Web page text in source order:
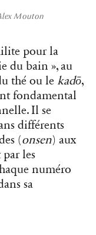
Mouton
pour la
du bain », au
thé ou le kadō,
fondamental
Il se
différents
(onsen) aux
par les
numéro
sa